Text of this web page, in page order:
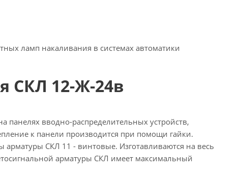
ламп накаливания в системах автоматики
СКЛ 12-Ж-24в
вводно-распределительных устройств,
к панели производится при помощи гайки.
СКЛ 11 - винтовые. Изготавливаются на весь
арматуры СКЛ имеет максимальный